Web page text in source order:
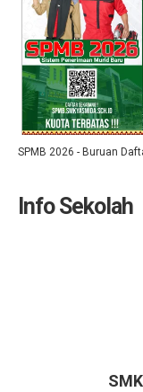
SPMB 2026 - Buruan
Info Sekolah